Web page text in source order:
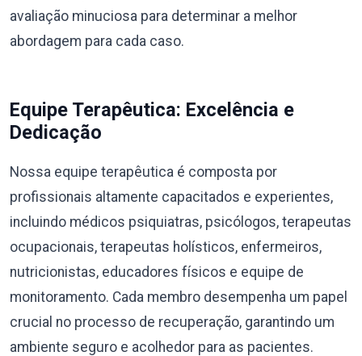
avaliação minuciosa para determinar a melhor
abordagem para cada caso.
Equipe Terapêutica: Excelência e
Dedicação
Nossa equipe terapêutica é composta por
profissionais altamente capacitados e experientes,
incluindo médicos psiquiatras, psicólogos, terapeutas
ocupacionais, terapeutas holísticos, enfermeiros,
nutricionistas, educadores físicos e equipe de
monitoramento. Cada membro desempenha um papel
crucial no processo de recuperação, garantindo um
ambiente seguro e acolhedor para as pacientes.